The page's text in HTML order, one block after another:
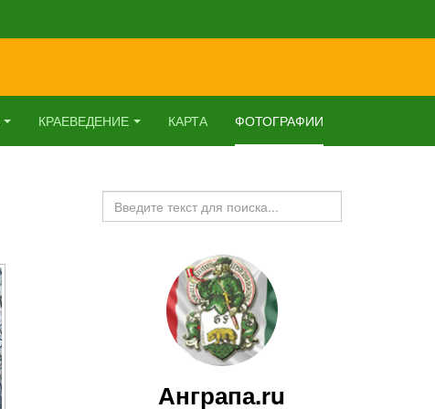
КРАЕВЕДЕНИЕ КАРТА ФОТОГРАФИИ
Искать...
Анграпа.ru